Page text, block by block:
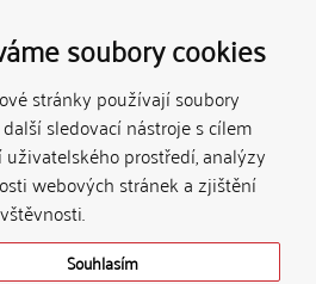
soubory cookies
stránky používají soubory
sledovací nástroje s cílem
prostředí, analýzy
webových stránek a zjištění
Souhlasím
k
autora.
shall not
of